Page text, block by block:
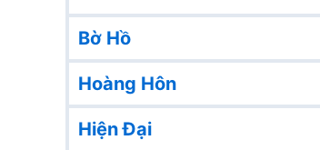
Bờ Hồ
Hoàng Hôn
Hiện Đại